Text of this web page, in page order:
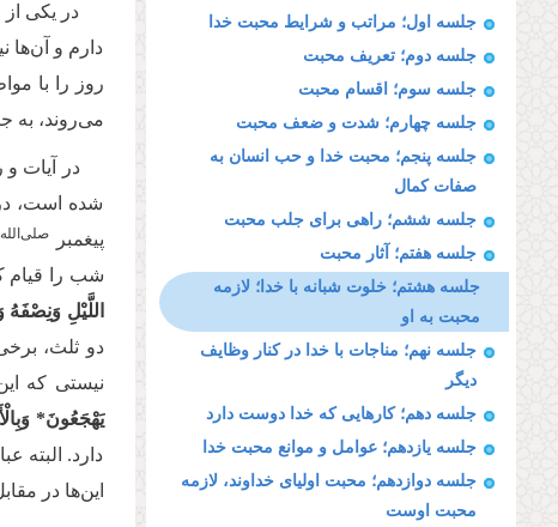
جلسه اول؛ مراتب و شرایط محبت خدا
جلسه دوم؛ تعریف محبت
جلسه سوم؛ اقسام محبت
جلسه چهارم؛ شدت و ضعف محبت
جلسه پنجم؛ محبت خدا و حب انسان به
صفات کمال
جلسه ششم؛ راهی برای جلب محبت
جلسه هفتم؛ آثار محبت
جلسه هشتم؛ خلوت شبانه با خدا؛ لازمه
محبت به او
جلسه نهم؛ مناجات با خدا در كنار وظایف
دیگر
جلسه دهم؛ کارهایی که خدا دوست دارد
جلسه یازدهم؛ عوامل و موانع محبت خدا
جلسه دوازدهم؛ محبت اولیای خداوند، لازمه
محبت اوست
در یکی
دارم و آن‌ها
روز را با
می‌روند، به
در آیات و
شده است،
پیغمبر
شب را قیام
اللَّیْلِ
دو ثلث،
نیستی که
یَهْجَعُونَ*
دارد. البته
این‌ها در